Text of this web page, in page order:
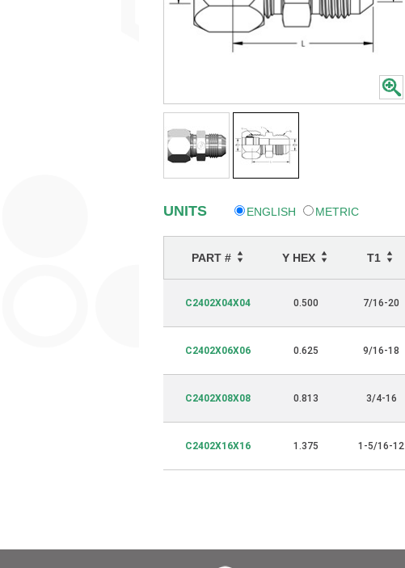
UNITS ENGLISH METRIC
PART # Y HEX T1
C2402X04X04 0.500 7/16-20
C2402X06X06 0.625 9/16-18
C2402X08X08 0.813 3/4-16
C2402X16X16 1.375 1-5/16-12